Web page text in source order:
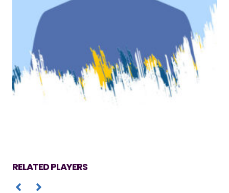
RELATED PLAYERS